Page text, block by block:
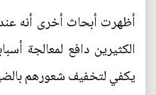
أظهرت أبحاث أخرى أنه
الكثيرين دافع لمعالجة
يكفي لتخفيف شعورهم